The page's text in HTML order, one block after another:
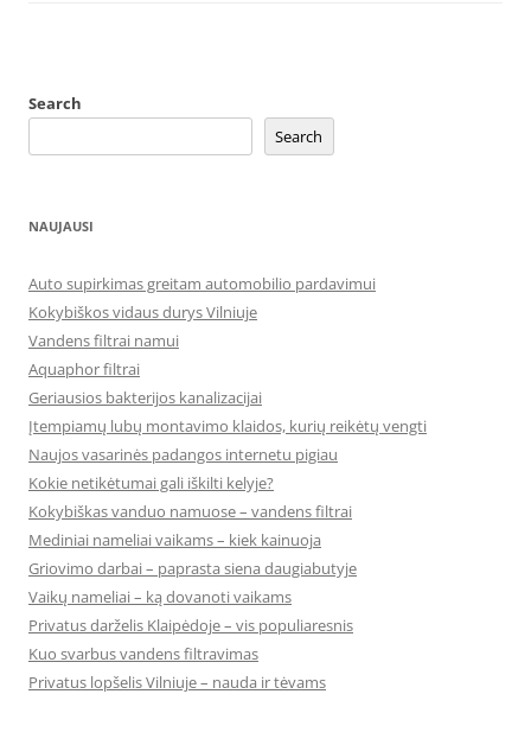
Search
Search
NAUJAUSI
Auto supirkimas greitam automobilio pardavimui
Kokybiškos vidaus durys Vilniuje
Vandens filtrai namui
Aquaphor filtrai
Geriausios bakterijos kanalizacijai
Įtempiamų lubų montavimo klaidos, kurių reikėtų vengti
Naujos vasarinės padangos internetu pigiau
Kokie netikėtumai gali iškilti kelyje?
Kokybiškas vanduo namuose – vandens filtrai
Mediniai nameliai vaikams – kiek kainuoja
Griovimo darbai – paprasta siena daugiabutyje
Vaikų nameliai – ką dovanoti vaikams
Privatus darželis Klaipėdoje – vis populiaresnis
Kuo svarbus vandens filtravimas
Privatus lopšelis Vilniuje – nauda ir tėvams